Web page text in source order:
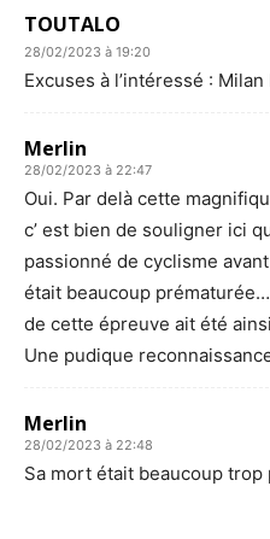
TOUTALO
28/02/2023 à 19:20
Excuses à l’intéressé :
Merlin
28/02/2023 à 22:47
Oui. Par delà cette
c’ est bien de souligner ici
passionné de cyclisme
était beaucoup
de cette épreuve ait été
Une pudique
Merlin
28/02/2023 à 22:48
Sa mort était beaucoup trop